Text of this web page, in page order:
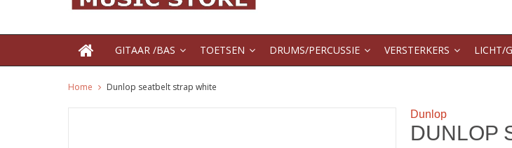
GITAAR /BAS TOETSEN DRUMS/PERCUSSIE VERSTERKERS LICHT/
Home Dunlop seatbelt strap white
Dunlop
DUNLOP